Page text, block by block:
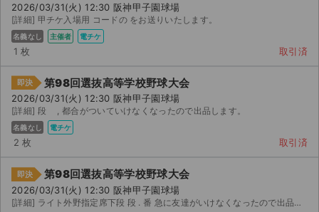
2026/03/31(火) 12:30 阪神甲子園球場
[詳細] 甲チケ入場用 コードの をお送りいたします。
名義なし 主催者 電チケ
1 枚 取引済
即決 第98回選抜高等学校野球大会
2026/03/31(火) 12:30 阪神甲子園球場
[詳細] 段 , 都合がついていけなくなったので出品します。
名義なし 電チケ
2 枚 取引済
即決 第98回選抜高等学校野球大会
2026/03/31(火) 12:30 阪神甲子園球場
[詳細] ライト外野指定席下段 段 . 番 急に友達がいけなくなったので出品します。